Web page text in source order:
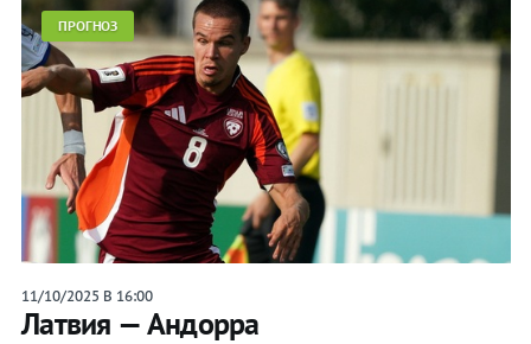
ПРОГНОЗ
11/10/2025 В 16:00
Латвия — Андорра